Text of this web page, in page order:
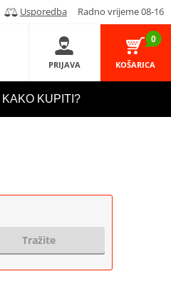
Usporedba Radno vrijeme 08-16
PRIJAVA
0
KOŠARICA
KAKO KUPITI?
Tražite